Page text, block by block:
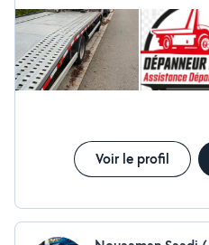
Voir le profil